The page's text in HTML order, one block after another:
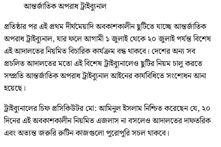
আন্তর্জাতিক অপরাধ ট্রাইব্যুনাল
প্রতিষ্ঠার পর এই প্রথম দীর্ঘমেয়াদি অবকাশকালীন ছুটিতে যাচ্ছে আন্তর্জাতিক
অপরাধ ট্রাইব্যুনাল, যার ফলে আগামী ১ জুলাই থেকে ২০ জুলাই পর্যন্ত বিশেষ
এই আদালতের নিয়মিত বিচারিক কার্যক্রম বন্ধ থাকবে। দেশের অন্য সব
প্রচলিত আদালতের মতো এই বিশেষ ট্রাইব্যুনালেও ছুটির নিয়ম চালু করতে
সম্প্রতি আন্তর্জাতিক অপরাধ ট্রাইব্যুনাল আইনের কার্যবিধিতে সংশোধন আনা
হয়েছে।
ট্রাইব্যুনালের চিফ প্রসিকিউটর মো: আমিনুল ইসলাম নিশ্চিত করেছেন যে, ২০
দিনের এই অবকাশকালীন নিয়মিত এজলাস না বসলেও আদালতের দাফতরিক
এবং অত্যন্ত জরুরি রুটিন কাজগুলো পুরোপুরি সচল থাকবে।